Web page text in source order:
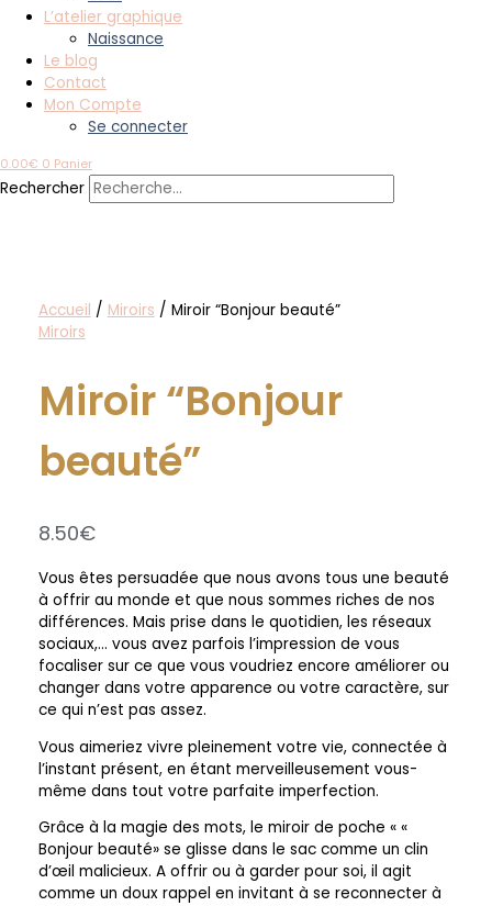
L’atelier graphique
Naissance
Le blog
Contact
Mon Compte
Se connecter
0.00€ 0 Panier
Rechercher
Accueil / Miroirs / Miroir “Bonjour beauté”
Miroirs
Miroir “Bonjour
beauté”
8.50€
Vous êtes persuadée que nous avons tous une beauté
à offrir au monde et que nous sommes riches de nos
différences. Mais prise dans le quotidien, les réseaux
sociaux,… vous avez parfois l’impression de vous
focaliser sur ce que vous voudriez encore améliorer ou
changer dans votre apparence ou votre caractère, sur
ce qui n’est pas assez.
Vous aimeriez vivre pleinement votre vie, connectée à
l’instant présent, en étant merveilleusement vous-
même dans tout votre parfaite imperfection.
Grâce à la magie des mots, le miroir de poche « «
Bonjour beauté» se glisse dans le sac comme un clin
d’œil malicieux. A offrir ou à garder pour soi, il agit
comme un doux rappel en invitant à se reconnecter à